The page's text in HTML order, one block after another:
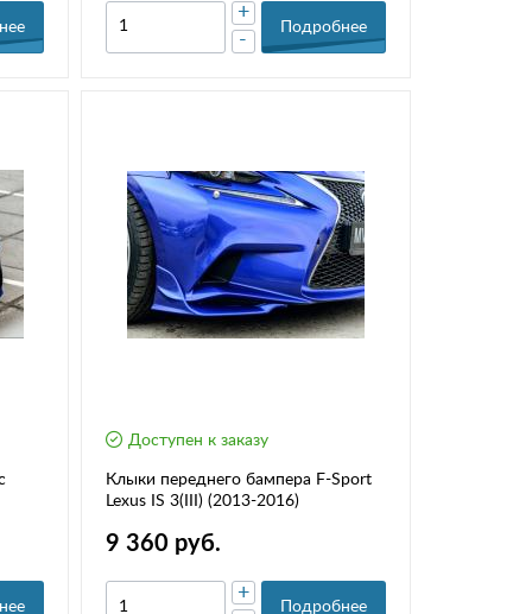
-
+
Подробнее
Доступен к заказу
Клыки переднего бампера F-Sport
Lexus IS 3(III) (2013-2016)
9 360 руб.
+
Подробнее